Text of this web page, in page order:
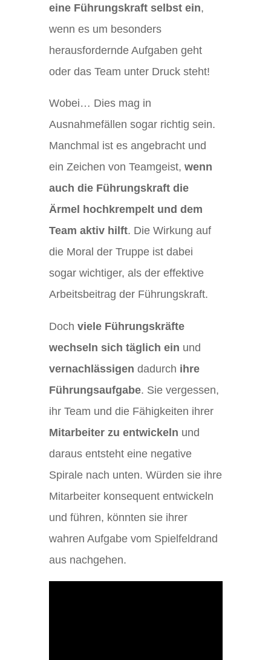
eine Führungskraft selbst ein,
wenn es um besonders
herausfordernde Aufgaben geht
oder das Team unter Druck steht!
Wobei… Dies mag in
Ausnahmefällen sogar richtig sein.
Manchmal ist es angebracht und
ein Zeichen von Teamgeist, wenn
auch die Führungskraft die
Ärmel hochkrempelt und dem
Team aktiv hilft. Die Wirkung auf
die Moral der Truppe ist dabei
sogar wichtiger, als der effektive
Arbeitsbeitrag der Führungskraft.
Doch viele Führungskräfte
wechseln sich täglich ein und
vernachlässigen dadurch ihre
Führungsaufgabe. Sie vergessen,
ihr Team und die Fähigkeiten ihrer
Mitarbeiter zu entwickeln und
daraus entsteht eine negative
Spirale nach unten. Würden sie ihre
Mitarbeiter konsequent entwickeln
und führen, könnten sie ihrer
wahren Aufgabe vom Spielfeldrand
aus nachgehen.